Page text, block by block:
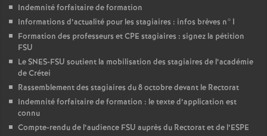
Indemnité forfaitaire de formation
Informations d’actualité pour les stagiaires : infos brèves n°1
Formation des professeurs etCPE stagiaires : signez la pétition
FSU
LeSNES-FSU soutient la mobilisation des stagiaires de l’académie
de Crétei
Rassemblement des stagiaires du 8 octobre devant le Rectorat
Indemnité forfaitaire de formation : le texte d’application est
connu
Compte-rendu de l’audience FSU auprès du Rectorat et de l’ESPE